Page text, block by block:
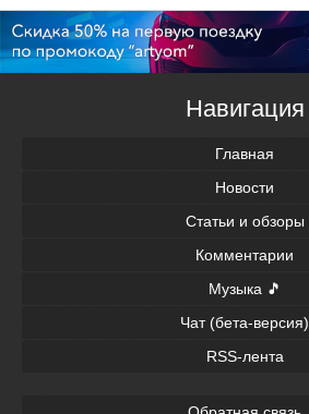
Навигация
Главная
Новости
Статьи и обзоры
Комментарии
Музыка 🎵
Чат (бета-версия)
RSS-лента